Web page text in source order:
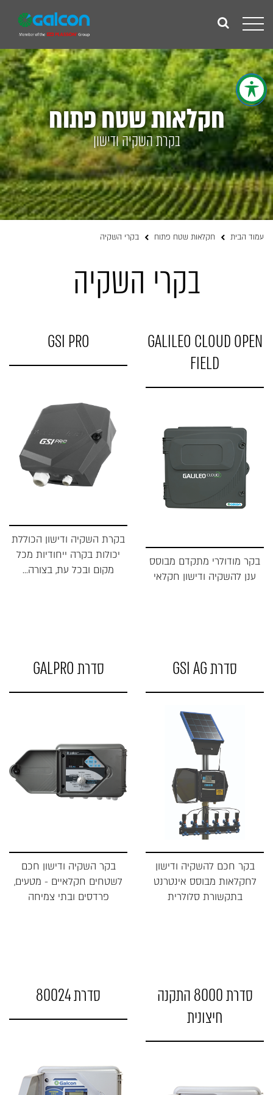
Toggle
navigation
חקלאות שטח פתוח
בקרת השקיה ודישון
עמוד הבית חקלאות שטח פתוח בקרי השקיה
בקרי השקיה
GALILEO CLOUD OPEN
FIELD
בקר מודולרי מתקדם מבוסס
ענן להשקיה ודישון חקלאי
GSI PRO
בקרת השקיה ודישון הכוללת
יכולות בקרה ייחודיות מכל
מקום ובכל עת, בצורה...
סדרת GSI AG
בקר חכם להשקיה ודישון
לחקלאות מבוסס אינטרנט
בתקשורת סלולרית
סדרת GALPRO
בקר השקיה ודישון חכם
לשטחים חקלאיים - מטעים,
פרדסים ובתי צמיחה
סדרת 8000 התקנה
חיצונית
סדרת 80024